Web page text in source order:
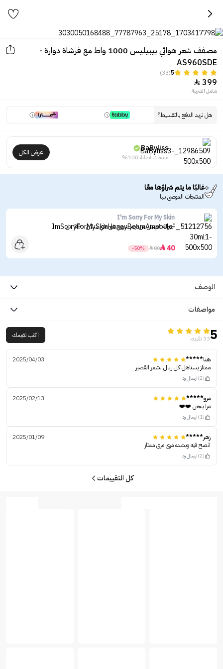
مصفف شعر هوائي بيبيليس 1000 واط مع فرشاة دوارة -
AS960SDE
5
(33)
399

شامل الضريبة
هل تريد الدفع بالتقسيط؟
BaByliss
منتجات أصلية 100%
عرض الكل
غالبًا ما يتم شراؤها معًا
المنتجات الموصى بها
I'm Sorry For My Skin
أمبولة العسل من ايم سوري فور ماي سكن - 30 مل
40

80

-50%
الوصف
مواصفات
533 تقييم اكتب تقيمك
هنا*****
2025/04/03
ممتاز يستاهل كل ريال لشعر القصير
(2) ارسال رد
مرو*****
2025/02/13
مرا يجنن ❤️❤️
(1) ارسال رد
زهر*****
2025/01/09
انصح فيه وبشده مرى مرى ممتاز
(2) ارسال رد
كل التقييمات